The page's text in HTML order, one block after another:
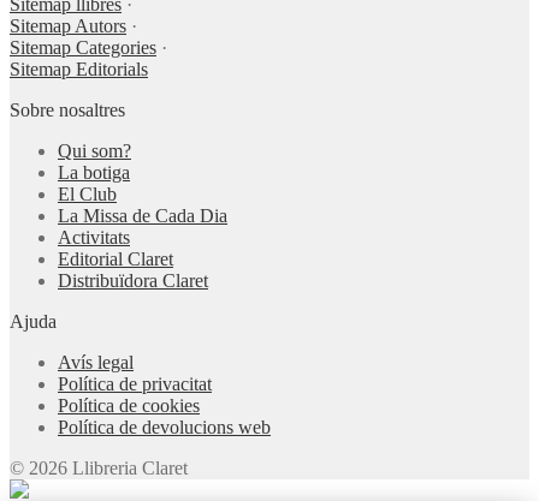
Sitemap Autors ·
Sitemap Categories ·
Sitemap Editorials
Sobre nosaltres
Qui som?
La botiga
El Club
La Missa de Cada Dia
Activitats
Editorial Claret
Distribuïdora Claret
Ajuda
Avís legal
Política de privacitat
Política de cookies
Política de devolucions web
© 2026 Llibreria Claret